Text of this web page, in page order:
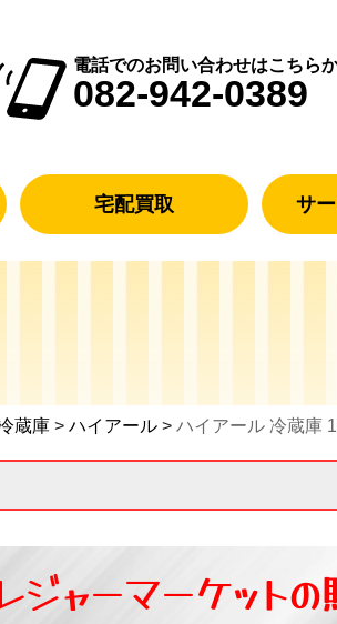
電話でのお問い合わせはこちら
082-942-0389
宅配買取 サ
蔵庫 > ハイアール > ハイアール 冷蔵庫
ジャーマーケットの